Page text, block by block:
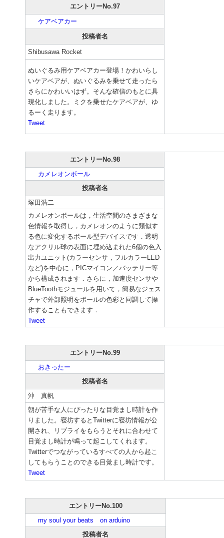
エントリーNo.97
ケアベアカー
投稿者名
Shibusawa Rocket
ぬいぐるみ用ケアベアカー登場！かわいらし
いケアベアが、ぬいぐるみを乗せて走ったら
さらにかわいいはず。そんな確信のもとに具
現化しました。ミクを乗せたケアベアが、ゆ
るーく走ります。
Tweet
エントリーNo.98
カメレオンボール
投稿者名
塚田浩二
カメレオンボールは，生活空間のさまざまな
色情報を取得し，カメレオンのように類似す
る色に変化するボール型デバイスです．透明
なアクリル球の表面に埋め込まれた6個の色入
出力ユニット(カラーセンサ，フルカラーLED
など)を中心に，PICマイコン／バッテリー等
から構成されます．さらに，加速度センサや
BlueToothモジュールを用いて，簡易なジェス
チャで外部照明をボールの色彩と同調して操
作することもできます．
Tweet
エントリーNo.99
おきったー
投稿者名
沖 真帆
朝が苦手な人にぴったりな目覚まし時計を作
りました。寝坊するとTwitterに寝坊情報が公
開され、リプライをもらうとそれに合わせて
目覚まし時計が鳴って起こしてくれます。
Twitterでつながっているすべての人から起こ
してもらうことのできる目覚まし時計です。
Tweet
エントリーNo.100
my soul your beats on arduino
投稿者名